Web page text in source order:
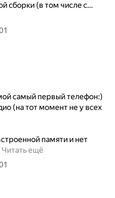
сборки (в том числе с…
самый первый телефон:)
(на тот момент не у всех
памяти и нет
Читать ещё